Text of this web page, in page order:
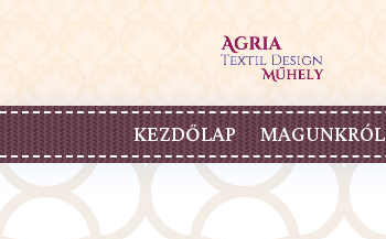
KEZDŐLAP MAGUNKRÓL